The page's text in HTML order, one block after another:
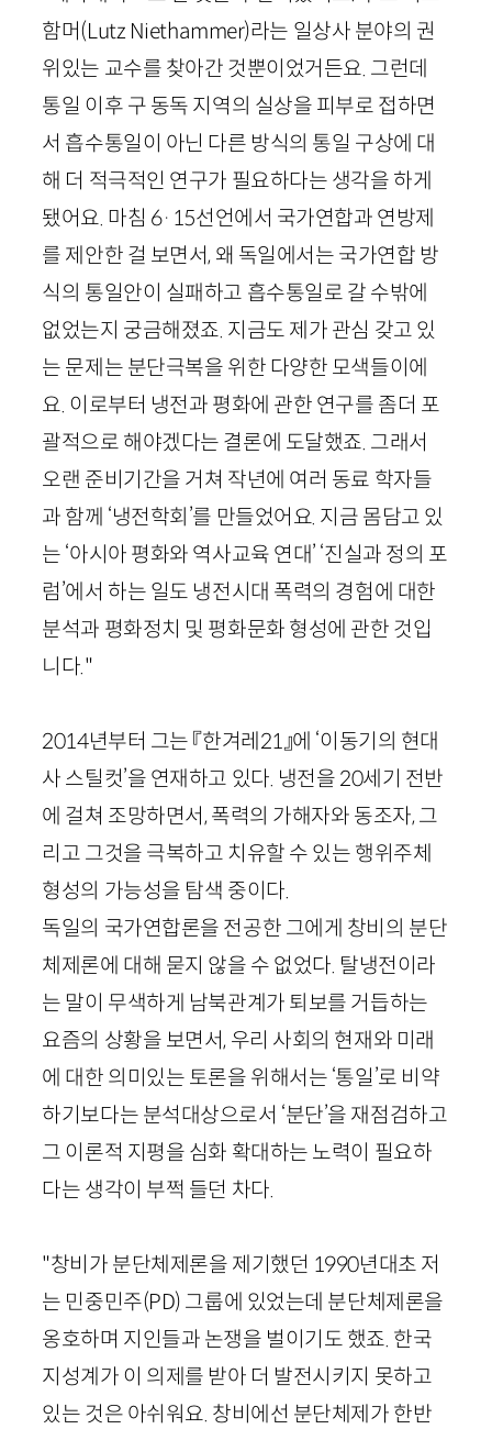
함머(Lutz Niethammer)라는 일상사 분야의 권
위있는 교수를 찾아간 것뿐이었거든요. 그런데
통일 이후 구 동독 지역의 실상을 피부로 접하면
서 흡수통일이 아닌 다른 방식의 통일 구상에 대
해 더 적극적인 연구가 필요하다는 생각을 하게
됐어요. 마침 6· 15선언에서 국가연합과 연방제
를 제안한 걸 보면서, 왜 독일에서는 국가연합 방
식의 통일안이 실패하고 흡수통일로 갈 수밖에
없었는지 궁금해졌죠. 지금도 제가 관심 갖고 있
는 문제는 분단극복을 위한 다양한 모색들이에
요. 이로부터 냉전과 평화에 관한 연구를 좀더 포
괄적으로 해야겠다는 결론에 도달했죠. 그래서
오랜 준비기간을 거쳐 작년에 여러 동료 학자들
과 함께 ‘냉전학회’를 만들었어요. 지금 몸담고 있
는 ‘아시아 평화와 역사교육 연대’ ‘진실과 정의 포
럼’에서 하는 일도 냉전시대 폭력의 경험에 대한
분석과 평화정치 및 평화문화 형성에 관한 것입
니다."
2014년부터 그는 『한겨레21』에 ‘이동기의 현대
사 스틸컷’을 연재하고 있다. 냉전을 20세기 전반
에 걸쳐 조망하면서, 폭력의 가해자와 동조자, 그
리고 그것을 극복하고 치유할 수 있는 행위주체
형성의 가능성을 탐색 중이다.
독일의 국가연합론을 전공한 그에게 창비의 분단
체제론에 대해 묻지 않을 수 없었다. 탈냉전이라
는 말이 무색하게 남북관계가 퇴보를 거듭하는
요즘의 상황을 보면서, 우리 사회의 현재와 미래
에 대한 의미있는 토론을 위해서는 ‘통일’로 비약
하기보다는 분석대상으로서 ‘분단’을 재점검하고
그 이론적 지평을 심화 확대하는 노력이 필요하
다는 생각이 부쩍 들던 차다.
"창비가 분단체제론을 제기했던 1990년대초 저
는 민중민주(PD) 그룹에 있었는데 분단체제론을
옹호하며 지인들과 논쟁을 벌이기도 했죠. 한국
지성계가 이 의제를 받아 더 발전시키지 못하고
있는 것은 아쉬워요. 창비에선 분단체제가 한반